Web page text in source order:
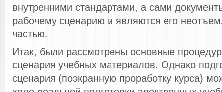
внутренними стандартами, а сами
рабочему сценарию и являются его
частью.
Итак, были рассмотрены основные
сценария учебных материалов. Однако
сценария (поэкранную проработку курса)